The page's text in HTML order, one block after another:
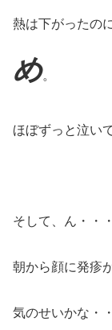
熱は下がったの
め。
ほぼずっと泣い
そして、ん・・
朝から顔に発疹
気のせいかな・